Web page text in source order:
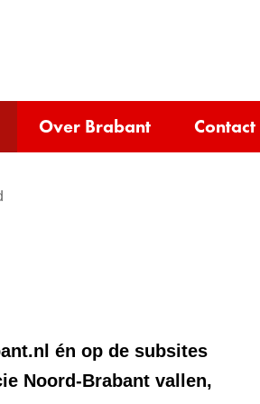
inhoud
Over Brabant Contact
én op de subsites
Noord-Brabant vallen,